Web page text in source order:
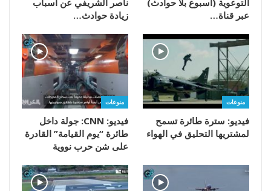
التوعوية (أسبوع بلا حوادث)
عبر قناة…
ناصر الشريفي عن أسباب
زيادة حوادث…
منوعات
فيديو: سترة طائرة تسمح
لمشتريها التحليق في الهواء
منوعات
فيديو: CNN: جولة داخل
طائرة “يوم القيامة” القادرة
على شن حرب نووية